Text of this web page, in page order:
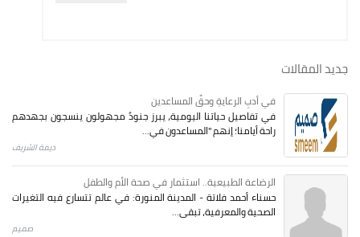
جديد المقالات
في أدبِ الرعايةِ وحقِّ المساعدين
في تفاصيل حياتنا اليومية، يبرز جنودٌ مجهولون ينسجون بجهدهم
راحة أيامنا؛ إنهم "المساعدون في...
ديمة الشريف
الرضاعة الطبيعية.. استثمار في صحة الأم والطفل
حسناء أحمد فلاتة - المدينة المنورة: في عالم تتسارع فيه التغيرات
الصحية والمعرفية، تبقى...
صميم